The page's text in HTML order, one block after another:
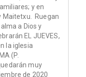
y en
Maitetxu. Ruegan
a Dios y
EL JUEVES,
la iglesia
(P.
muy
de 2020